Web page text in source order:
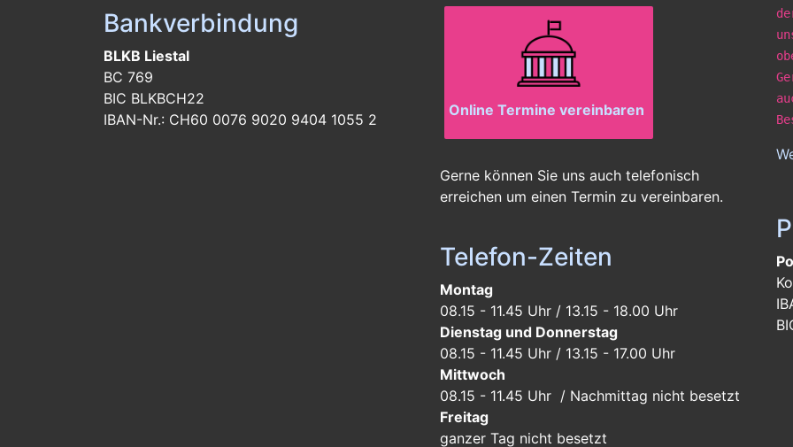
Bankverbindung
BLKB Liestal
BC 769
BIC BLKBCH22
IBAN-Nr.: CH60 0076 9020 9404 1055 2
Online Termine vereinbaren
Gerne können Sie uns auch telefonisch
erreichen um einen Termin zu vereinbaren.
Telefon-Zeiten
Montag
08.15 - 11.45 Uhr / 13.15 - 18.00 Uhr
Dienstag und Donnerstag
08.15 - 11.45 Uhr / 13.15 - 17.00 Uhr
Mittwoch
08.15 - 11.45 Uhr / Nachmittag nicht besetzt
Freitag
ganzer Tag nicht besetzt